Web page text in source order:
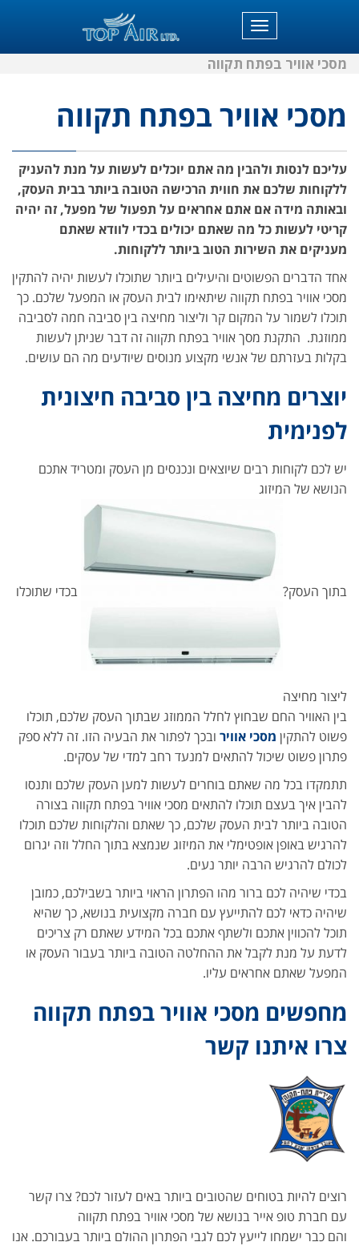
תפריט
מסכי אוויר בפתח תקווה
מסכי אוויר בפתח תקווה
עליכם לנסות ולהבין מה אתם יוכלים לעשות על מנת להעניק
ללקוחות שלכם את חווית הרכישה הטובה ביותר בבית העסק,
ובאותה מידה אם אתם אחראים על תפעול של מפעל, זה יהיה
קריטי לעשות כל מה שאתם יכולים בכדי לוודא שאתם
מעניקים את השירות הטוב ביותר ללקוחות.
אחד הדברים הפשוטים והיעילים ביותר שתוכלו לעשות יהיה להתקין
מסכי אוויר בפתח תקווה שיתאימו לבית העסק או המפעל שלכם. כך
תוכלו לשמור על המקום קר וליצור מחיצה בין סביבה חמה לסביבה
ממוזגת. התקנת מסך אוויר בפתח תקווה זה דבר שניתן לעשות
בקלות בעזרתם של אנשי מקצוע מנוסים שיודעים מה הם עושים.
יוצרים מחיצה בין סביבה חיצונית
לפנימית
יש לכם לקוחות רבים שיוצאים ונכנסים מן העסק ומטריד אתכם
הנושא של המיזוג
בתוך העסק? בכדי שתוכלו
ליצור מחיצה
בין האוויר החם שבחוץ לחלל הממוזג שבתוך העסק שלכם, תוכלו
פשוט להתקין מסכי אוויר ובכך לפתור את הבעיה הזו. זה ללא ספק
פתרון פשוט שיכול להתאים למנעד רחב למדי של עסקים.
תתמקדו בכל מה שאתם בוחרים לעשות למען העסק שלכם ותנסו
להבין איך בעצם תוכלו להתאים מסכי אוויר בפתח תקווה בצורה
הטובה ביותר לבית העסק שלכם, כך שאתם והלקוחות שלכם תוכלו
להרגיש באופן אופטימלי את המיזוג שנמצא בתוך החלל וזה יגרום
לכולם להרגיש הרבה יותר נעים.
בכדי שיהיה לכם ברור מהו הפתרון הראוי ביותר בשבילכם, כמובן
שיהיה כדאי לכם להתייעץ עם חברה מקצועית בנושא, כך שהיא
תוכל להכווין אתכם ולשתף אתכם בכל המידע שאתם רק צריכים
לדעת על מנת לקבל את ההחלטה הטובה ביותר בעבור העסק או
המפעל שאתם אחראים עליו.
מחפשים מסכי אוויר בפתח תקווה
צרו איתנו קשר
רוצים להיות בטוחים שהטובים ביותר באים לעזור לכם? צרו קשר
עם חברת טופ אייר בנושא של מסכי אוויר בפתח תקווה
והם כבר ישמחו לייעץ לכם לגבי הפתרון ההולם ביותר בעבורכם. אנו